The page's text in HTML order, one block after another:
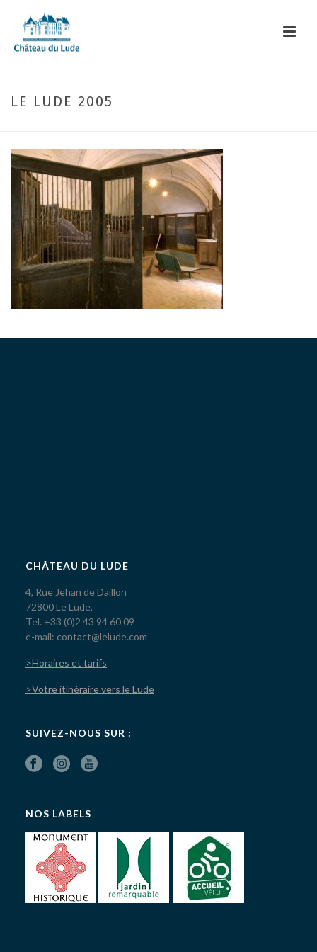
LE LUDE 2005
CHÂTEAU DU LUDE
4, Rue Jehan de Daillon
72800 Le Lude,
Tel. +33 (0)2 43 94 60 09
e-mail: contact@lelude.com
>Horaires et tarifs
>Votre itinéraire vers le Lude
SUIVEZ-NOUS SUR :
NOS LABELS